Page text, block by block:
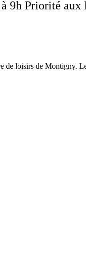
9h Priorité aux
de loisirs de Montigny.